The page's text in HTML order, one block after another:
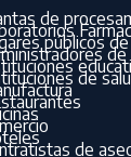
de
públicos
de
de
de